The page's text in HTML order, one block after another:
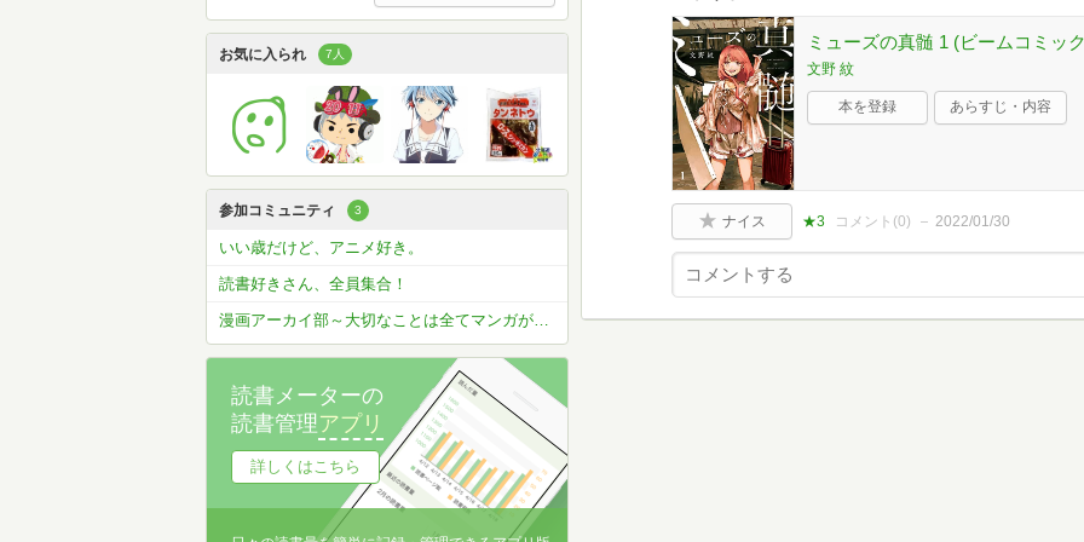
ミューズの真髄 1 (ビームコミッ
文野 紋
本を登録 あらすじ・内容
ナイス ★3 コメント(0) 2022/01/30
お気に入られ 7人
参加コミュニティ 3
いい歳だけど、アニメ好き。
読書好きさん、全員集合！
漫画アーカイ部～大切なことは全てマンガが教えてくれた～
読書メーターの
読書管理アプリ
詳しくはこちら